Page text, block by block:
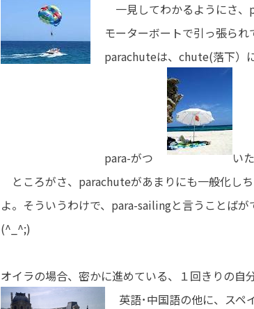
一見してわかるようにさ
モーターボートで引っ張ら
parachuteは、chute(落下）
para-がつ
い
ところがさ、parachuteがあまりにも一般化し
よ。そういうわけで、para-sailingと言うことば
(^_^;)
オイラの場合、密かに進めている、１回きりの自
英語･中国語の他に、ス